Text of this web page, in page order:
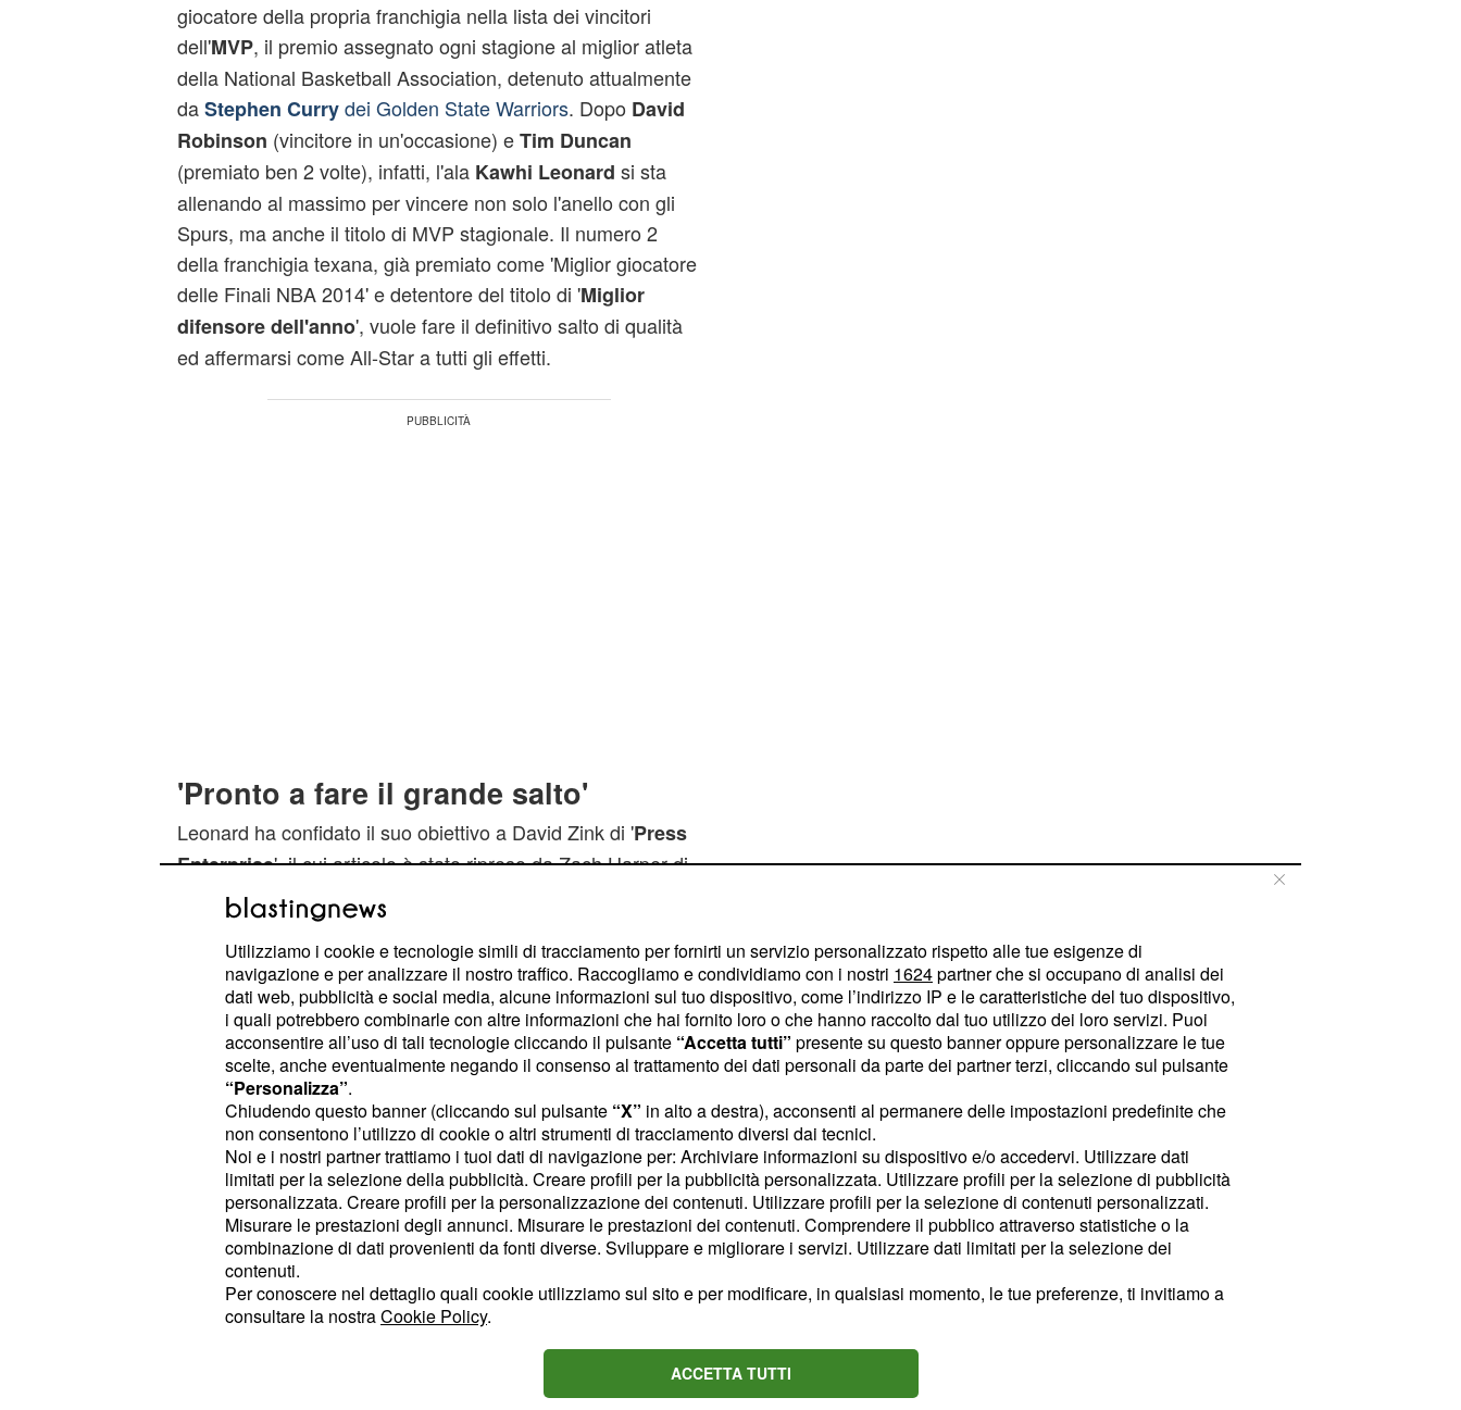
giocatore della propria franchigia nella lista dei vincitori
dell'MVP, il premio assegnato ogni stagione al miglior atleta
della National Basketball Association, detenuto attualmente
daStephen Currydei Golden State Warriors. Dopo David
Robinson (vincitore in un'occasione) eTim Duncan
(premiato ben 2 volte), infatti, l'ala Kawhi Leonard si sta
allenando al massimo per vincere non solo l'anello con gli
Spurs, ma anche il titolo di MVP stagionale. Il numero 2
della franchigia texana, già premiato come 'Miglior giocatore
delle Finali NBA 2014' e detentore del titolo di 'Miglior
difensore dell'anno', vuole fare il definitivo salto di qualità
ed affermarsi come All-Star a tutti gli effetti.
'Pronto a fare il grande salto'
Leonard ha confidato il suo obiettivo a David Zink di 'Press
Enterprise', il cui articolo è stato ripreso da Zach Harper di
Cbs Sports : 'Sono pronto a fare il grande salto e
un All-Star ed MVP'. L'esterno ringrazia il sistema di gioco
degli Spurs ed i suoi interpreti, che gli hanno insegnato
subito la mentalità vincente: 'Giocare in un contesto vincente
come quello degli Spurs è stato importante per la mia
crescita: qui ho imparato a giocare nella maniera giusta'. La
franchigia ha premiato le qualità di Leonard facendogli
firmare un contratto quinquennale da90 milioni di dollari,
ritenendolo un elemento imprescindibile degli Spursuna
volta concluso il ciclo con Duncane Ginobili.
Utilizziamo i cookie e tecnologie simili di tracciamento per fornirti un servizio personalizzato rispetto alle tue esigenze di
navigazione e per analizzare il nostro traffico. Raccogliamo e condividiamo con i nostri 1624partner che si occupano di analisi dei
dati web, pubblicità e social media, alcune informazioni sul tuo dispositivo, come l’indirizzo IP e le caratteristiche del tuo dispositivo,
i quali potrebbero combinarle con altre informazioni che hai fornito loro o che hanno raccolto dal tuo utilizzo dei loro servizi. Puoi
acconsentire all’uso di tali tecnologie cliccando il pulsante “Accetta tutti” presente su questo banner oppure personalizzare le tue
scelte, anche eventualmente negando il consenso al trattamento dei dati personali da parte dei partner terzi, cliccando sul pulsante
“Personalizza”.
Chiudendo questo banner (cliccando sul pulsante “X” in alto a destra), acconsenti al permanere delle impostazioni predefinite che
non consentono l’utilizzo di cookie o altri strumenti di tracciamento diversi dai tecnici.
Noi e i nostri partner trattiamo i tuoi dati di navigazione per: Archiviare informazioni su dispositivo e/o accedervi. Utilizzare dati
limitati per la selezione della pubblicità. Creare profili per la pubblicità personalizzata. Utilizzare profili per la selezione di pubblicità
personalizzata. Creare profili per la personalizzazione dei contenuti. Utilizzare profili per la selezione di contenuti personalizzati.
Misurare le prestazioni degli annunci. Misurare le prestazioni dei contenuti. Comprendere il pubblico attraverso statistiche o la
combinazione di dati provenienti da fonti diverse. Sviluppare e migliorare i servizi. Utilizzare dati limitati per la selezione dei
contenuti.
Per conoscere nel dettaglio quali cookie utilizziamo sul sito e per modificare, in qualsiasi momento, le tue preferenze, ti invitiamo a
consultare la nostraCookie Policy.
ACCETTA TUTTI